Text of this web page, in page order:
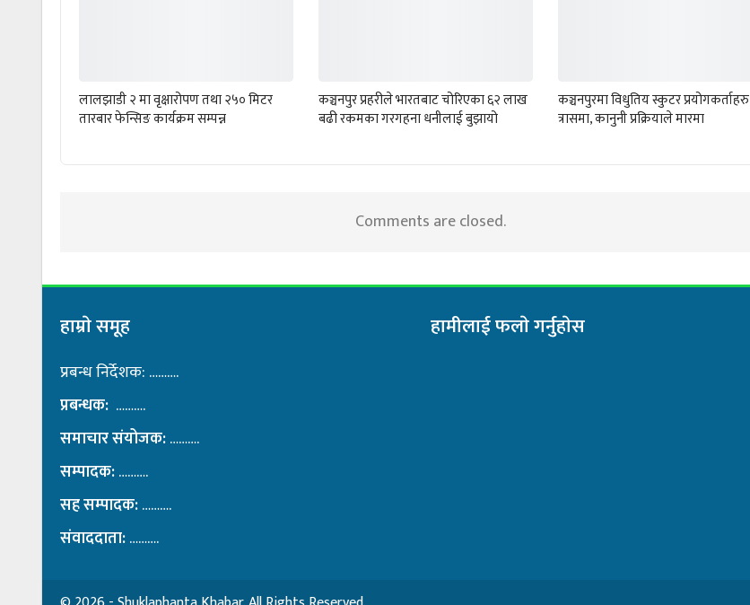
लालझाडी २ मा वृक्षारोपण तथा २५० मिटर
तारबार फेन्सिङ कार्यक्रम सम्पन्न
कञ्चनपुर प्रहरीले भारतबाट चोरिएका ६२ लाख
बढी रकमका गरगहना धनीलाई बुझायो
कञ्चनपुरमा विधुतिय स्कुटर प्रयोगकर्ताहरु
त्रासमा, कानुनी प्रक्रियाले मारमा
Comments are closed.
हाम्राे समूह
प्रबन्ध निर्देशक: ……….
प्रबन्धक: ……….
समाचार संयोजक:……….
सम्पादक:……….
सह सम्पादक:……….
संवाददाता:……….
हामीलाई फलाे गर्नुहाेस